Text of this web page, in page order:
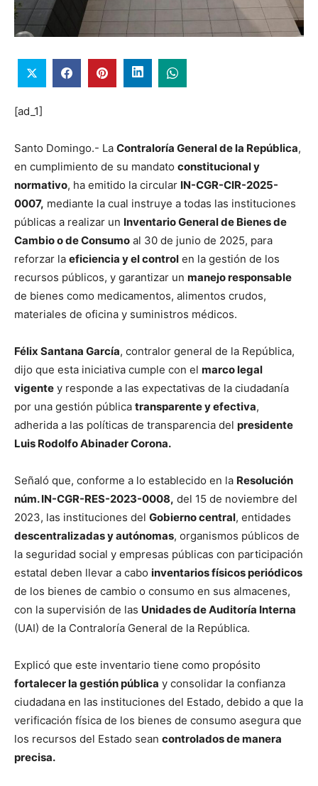
[ad_1]
Santo Domingo.- La Contraloría General de la República,
en cumplimiento de su mandato constitucional y
normativo, ha emitido la circular IN-CGR-CIR-2025-
0007, mediante la cual instruye a todas las instituciones
públicas a realizar un Inventario General de Bienes de
Cambio o de Consumo al 30 de junio de 2025, para
reforzar la eficiencia y el control en la gestión de los
recursos públicos, y garantizar un manejo responsable
de bienes como medicamentos, alimentos crudos,
materiales de oficina y suministros médicos.
Félix Santana García, contralor general de la República,
dijo que esta iniciativa cumple con el marco legal
vigente y responde a las expectativas de la ciudadanía
por una gestión pública transparente y efectiva,
adherida a las políticas de transparencia del presidente
Luis Rodolfo Abinader Corona.
Señaló que, conforme a lo establecido en la Resolución
núm. IN-CGR-RES-2023-0008, del 15 de noviembre del
2023, las instituciones del Gobierno central, entidades
descentralizadas y autónomas, organismos públicos de
la seguridad social y empresas públicas con participación
estatal deben llevar a cabo inventarios físicos periódicos
de los bienes de cambio o consumo en sus almacenes,
con la supervisión de las Unidades de Auditoría Interna
(UAI) de la Contraloría General de la República.
Explicó que este inventario tiene como propósito
fortalecer la gestión pública y consolidar la confianza
ciudadana en las instituciones del Estado, debido a que la
verificación física de los bienes de consumo asegura que
los recursos del Estado sean controlados de manera
precisa.